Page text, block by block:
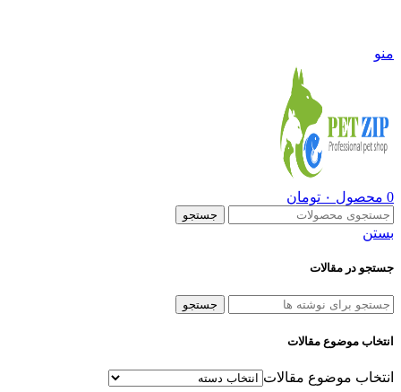
منو
0 محصول ۰ تومان
جستجو
بستن
جستجو در مقالات
جستجو
انتخاب موضوع مقالات
انتخاب موضوع مقالات